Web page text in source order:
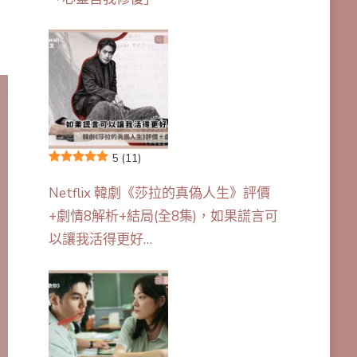
5 (11)
Netflix 韓劇《莎拉的真偽人生》評價
+劇情8解析+結局(全8集)，如果謊言可
以讓我活得更好…